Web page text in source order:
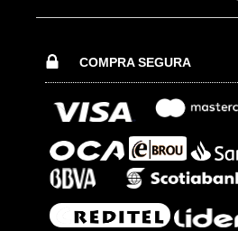
COMPRA SEGURA